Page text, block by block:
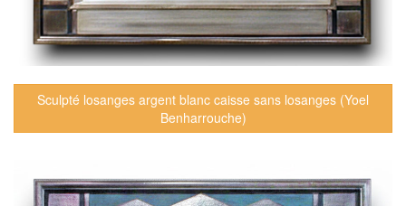
Sculpté losanges argent blanc caisse sans losanges (Yoel
Benharrouche)